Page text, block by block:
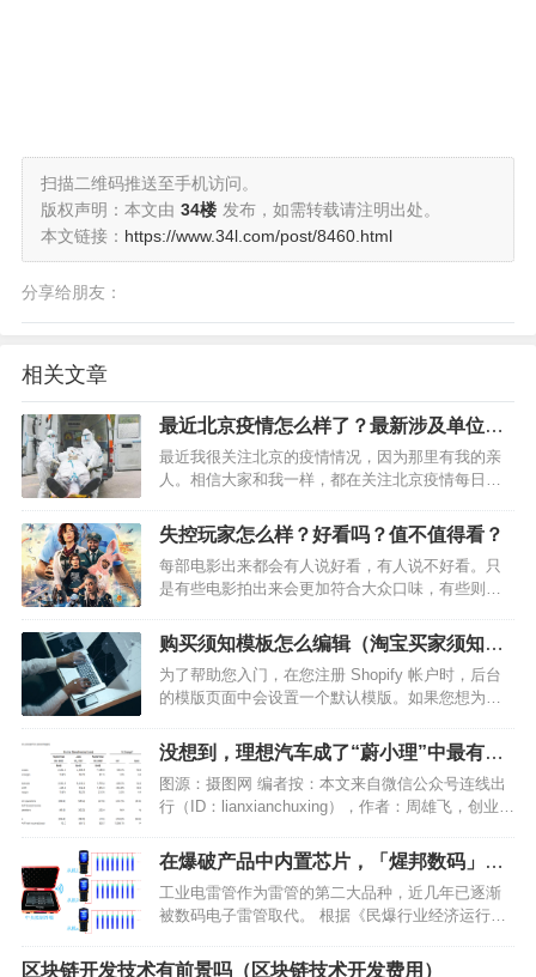
扫描二维码推送至手机访问。
版权声明：本文由 34楼 发布，如需转载请注明出处。
本文链接： https://www.34l.com/post/8460.html
分享给朋友：
相关文章
最近北京疫情怎么样了？最新涉及单位聚
集性疫情14起
最近我很关注北京的疫情情况，因为那里有我的亲
人。相信大家和我一样，都在关注北京疫情每日新
汉的局面。6月份在疫情严峻时，北京7天新增157病
例，那么在这之后疫情是否得到控制了呢?…
失控玩家怎么样？好看吗？值不值得看？
每部电影出来都会有人说好看，有人说不好看。只
是有些电影拍出来会更加符合大众口味，有些则只
怎么样？好看吗？值不值得看？今天小编就和大家
说说这部适合大众口味的电影。…
购买须知模板怎么编辑（淘宝买家须知免
费素材）
为了帮助您入门，在您注册 Shopify 帐户时，后台
的模版页面中会设置一个默认模版。如果您想为在
一个模版。 您可通过以下几种方式添加模版： 如果
您的计算机上的 .zip 文件中已有一个模版，那么…
没想到，理想汽车成了“蔚小理”中最有钱
的公司
图源：摄图网 编者按：本文来自微信公众号连线出
行（ID：lianxianchuxing），作者：周雄飞，创业邦
弟之中最落魄的一家。 理想汽车于2015年7月由李
想创立，虽然与蔚来、小鹏相比起步…
在爆破产品中内置芯片，「煋邦数码」让
爆破产品被精准控制、全程追溯
工业电雷管作为雷管的第二大品种，近几年已逐渐
被数码电子雷管取代。 根据《民爆行业经济运行分
发，其中电子雷管的产量和占比继续保持着高速增
区块链开发技术有前景吗（区块链技术开发费用）